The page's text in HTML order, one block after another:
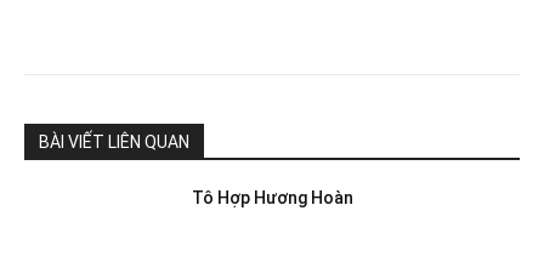
BÀI VIẾT LIÊN QUAN
Tô Hợp Hương Hoàn